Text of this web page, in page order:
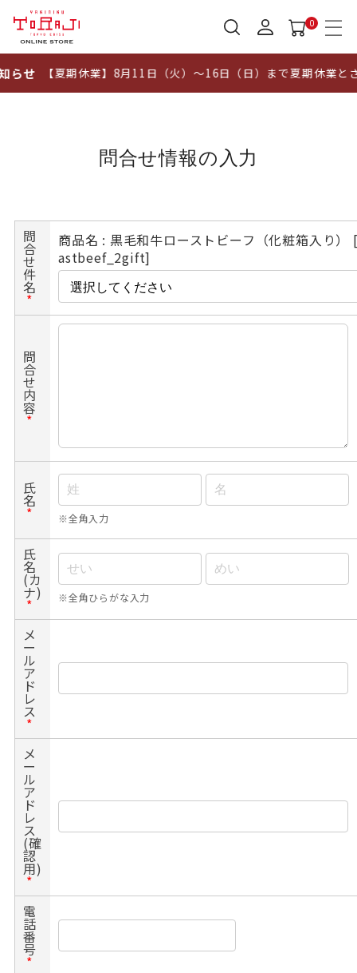
0
せ 【夏期休業】8月11日（火）～16日（日）まで夏期休業と
問合せ情報の入力
問
合
せ
件
名
*
商品名 : 黒毛和牛ローストビーフ（化粧箱入り）
astbeef_2gift]
問
合
せ
内
容
*
氏
名
* ※全角入力
氏
名
(カ
ナ)
* ※全角ひらがな入力
メ
ー
ル
ア
ド
レ
ス
*
メ
ー
ル
ア
ド
レ
ス
(確
認
用)
*
電
話
番
号
*